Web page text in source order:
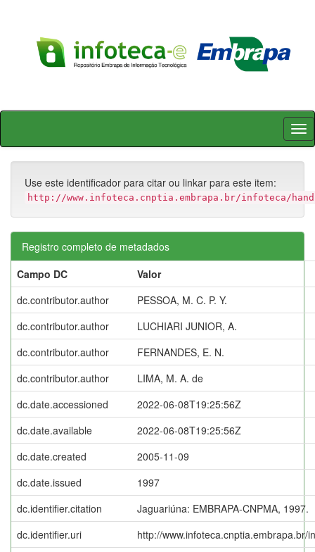
Skip
Use este identificador para citar ou linkar para este item:
http://www.infoteca.cnptia.embrapa.br/infoteca/
Registro completo de metadados
Campo DC
Valor
dc.contributor.author
PESSOA, M. C. P. Y.
dc.contributor.author
LUCHIARI JUNIOR, A.
dc.contributor.author
FERNANDES, E. N.
dc.contributor.author
LIMA, M. A. de
dc.date.accessioned
2022-06-08T19:25:56Z
dc.date.available
2022-06-08T19:25:56Z
dc.date.created
2005-11-09
dc.date.issued
1997
dc.identifier.citation
Jaguariúna: EMBRAPA-CNPMA, 1997.
dc.identifier.uri
http://www.infoteca.cnptia.embrapa.br/